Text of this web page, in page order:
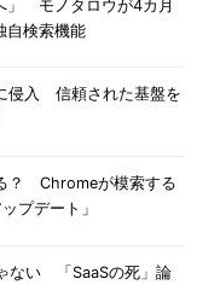
」 モノタロウが4カ月
自検索機能
侵入 信頼された基盤を
？ Chromeが模索する
プデート」
ない 「SaaSの死」論